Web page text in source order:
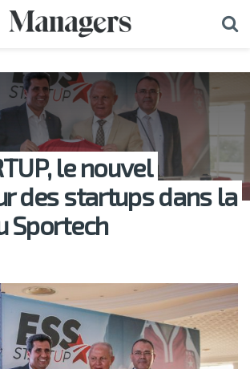
le nouvel
des startups dans la
Sportech